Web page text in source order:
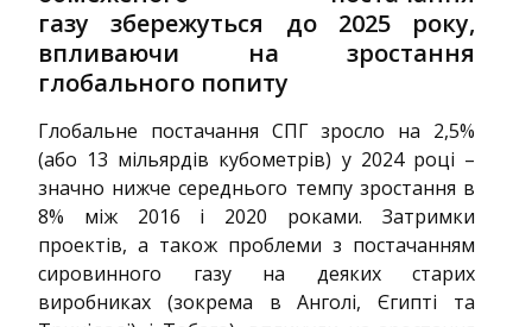
газу збережуться до 2025 року,
впливаючи на зростання
глобального попиту
Глобальне постачання СПГ зросло на 2,5%
(або 13 мільярдів кубометрів) у 2024 році –
значно нижче середнього темпу зростання в
8% між 2016 і 2020 роками. Затримки
проектів, а також проблеми з постачанням
сировинного газу на деяких старих
виробниках (зокрема в Анголі, Єгипті та